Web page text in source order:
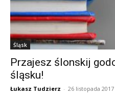
Śląsk
Przajesz ślonskij
śląsku!
Łukasz Tudzierz - 26 listopada 2017